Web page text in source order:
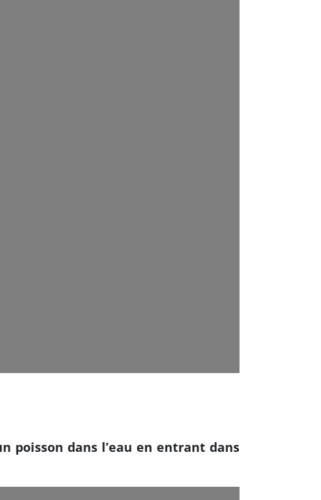
poisson dans l’eau en entrant dans